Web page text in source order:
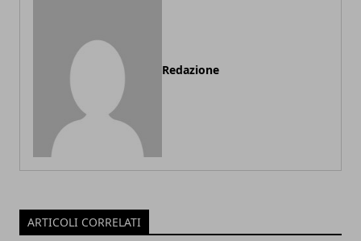
Redazione
ARTICOLI CORRELATI